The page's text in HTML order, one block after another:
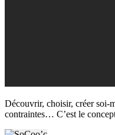
Découvrir, choisir, créer soi-
contraintes… C’est le